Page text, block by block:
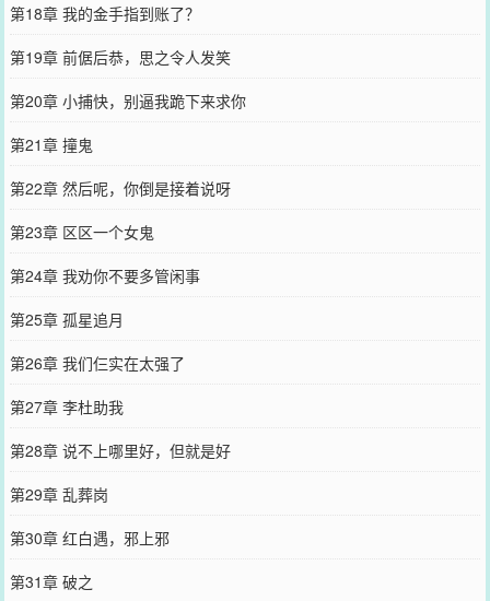
第18章 我的金手指到账了？
第19章 前倨后恭，思之令人发笑
第20章 小捕快，别逼我跪下来求你
第21章 撞鬼
第22章 然后呢，你倒是接着说呀
第23章 区区一个女鬼
第24章 我劝你不要多管闲事
第25章 孤星追月
第26章 我们仨实在太强了
第27章 李杜助我
第28章 说不上哪里好，但就是好
第29章 乱葬岗
第30章 红白遇，邪上邪
第31章 破之